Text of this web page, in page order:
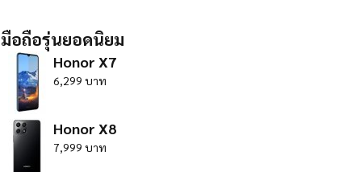
มือถือรุ่นยอดนิยม
Honor X7
6,299 บาท
Honor X8
7,999 บาท